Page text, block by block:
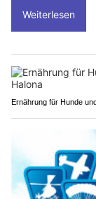
Weiterlesen
Ernährung für Hunde